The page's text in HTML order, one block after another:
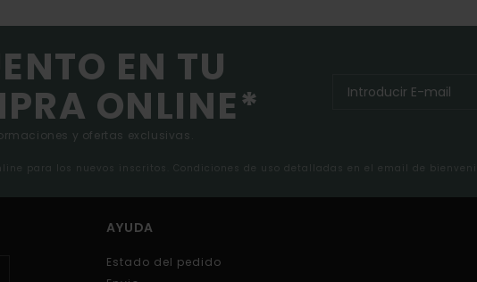
EN TU
ONLINE*
y ofertas exclusivas.
para los nuevos inscritos. Condiciones de uso detalladas en el email de
AYUDA
Estado del pedido